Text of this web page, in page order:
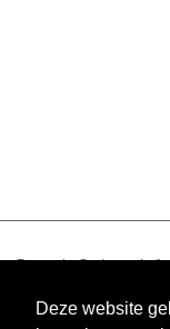
Deze website
Brussels
0434.390.942 - RPR